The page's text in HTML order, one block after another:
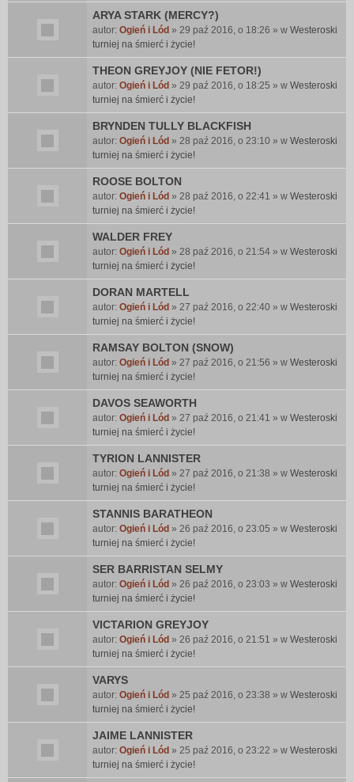
ARYA STARK (MERCY?)
autor: Ogień i Lód » 29 paź 2016, o 18:26 » w Westeroski
turniej na śmierć i życie!
THEON GREYJOY (NIE FETOR!)
autor: Ogień i Lód » 29 paź 2016, o 18:25 » w Westeroski
turniej na śmierć i życie!
BRYNDEN TULLY BLACKFISH
autor: Ogień i Lód » 28 paź 2016, o 23:10 » w Westeroski
turniej na śmierć i życie!
ROOSE BOLTON
autor: Ogień i Lód » 28 paź 2016, o 22:41 » w Westeroski
turniej na śmierć i życie!
WALDER FREY
autor: Ogień i Lód » 28 paź 2016, o 21:54 » w Westeroski
turniej na śmierć i życie!
DORAN MARTELL
autor: Ogień i Lód » 27 paź 2016, o 22:40 » w Westeroski
turniej na śmierć i życie!
RAMSAY BOLTON (SNOW)
autor: Ogień i Lód » 27 paź 2016, o 21:56 » w Westeroski
turniej na śmierć i życie!
DAVOS SEAWORTH
autor: Ogień i Lód » 27 paź 2016, o 21:41 » w Westeroski
turniej na śmierć i życie!
TYRION LANNISTER
autor: Ogień i Lód » 27 paź 2016, o 21:38 » w Westeroski
turniej na śmierć i życie!
STANNIS BARATHEON
autor: Ogień i Lód » 26 paź 2016, o 23:05 » w Westeroski
turniej na śmierć i życie!
SER BARRISTAN SELMY
autor: Ogień i Lód » 26 paź 2016, o 23:03 » w Westeroski
turniej na śmierć i życie!
VICTARION GREYJOY
autor: Ogień i Lód » 26 paź 2016, o 21:51 » w Westeroski
turniej na śmierć i życie!
VARYS
autor: Ogień i Lód » 25 paź 2016, o 23:38 » w Westeroski
turniej na śmierć i życie!
JAIME LANNISTER
autor: Ogień i Lód » 25 paź 2016, o 23:22 » w Westeroski
turniej na śmierć i życie!